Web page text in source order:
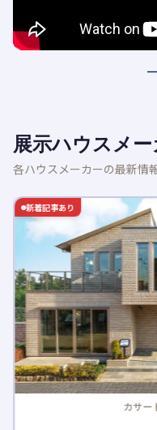
展示ハウスメ
各ハウスメーカーの最新情
新着記事あり
カサー